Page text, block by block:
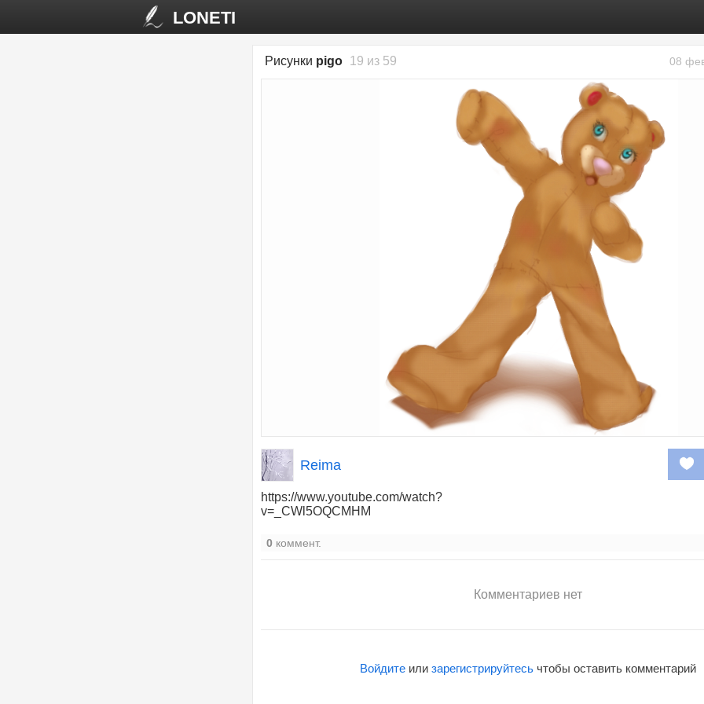
LONETI
08
Рисунки pigo 19 из 59
Reima
https://www.youtube.com/watch?
v=_CWl5OQCMHM
0 коммент.
Комментариев нет
Войдите или зарегистрируйтесь чтобы оставить комментарий